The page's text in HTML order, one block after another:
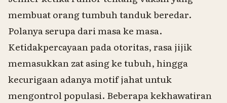
membuat orang tumbuh tanduk beredar.
Polanya serupa dari masa ke masa.
Ketidakpercayaan pada otoritas, rasa jijik
memasukkan zat asing ke tubuh, hingga
kecurigaan adanya motif jahat untuk
mengontrol populasi. Beberapa kekhawatiran